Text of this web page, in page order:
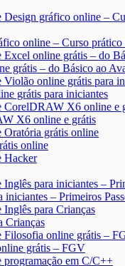
online – Curso
grátis – do Básico ao
grátis para iniciantes
X6 online e grátis
online
iniciantes – Primeiros
Crianças
grátis – FGV